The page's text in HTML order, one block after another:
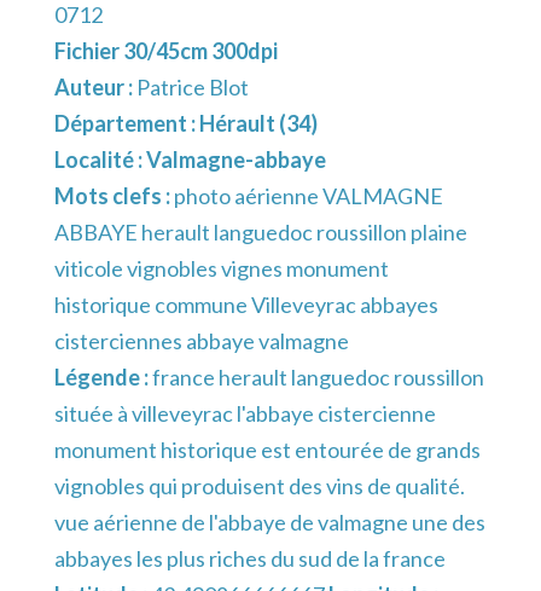
0712
Fichier 30/45cm 300dpi
Auteur : Patrice Blot
Département :Hérault (34)
Localité :Valmagne-abbaye
Mots clefs :photo aérienne VALMAGNE
ABBAYE herault languedoc roussillon plaine
viticole vignobles vignes monument
historique commune Villeveyrac abbayes
cisterciennes abbaye valmagne
Légende :france herault languedoc roussillon
située à villeveyrac l'abbaye cistercienne
monument historique est entourée de grands
vignobles qui produisent des vins de qualité.
vue aérienne de l'abbaye de valmagne une des
abbayes les plus riches du sud de la france